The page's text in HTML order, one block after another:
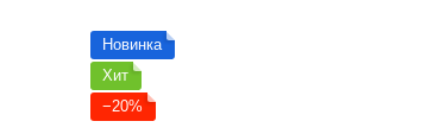
Новинка
Хит
−20%